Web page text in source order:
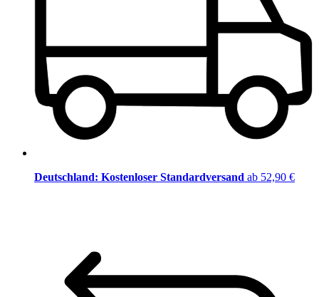
Deutschland: Kostenloser Standardversand ab 52,90 €